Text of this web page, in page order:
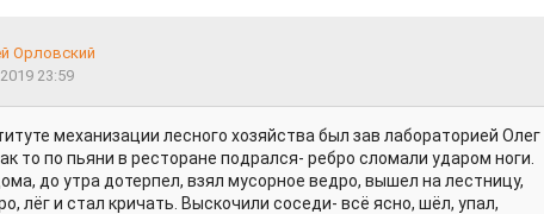
Орловский
23:59
механизации лесного хозяйства был зав лабораторией Олег
то по пьяни в ресторане подрался- ребро сломали ударом ноги.
до утра дотерпел, взял мусорное ведро, вышел на лестницу,
лёг и стал кричать. Выскочили соседи- всё ясно, шёл, упал,